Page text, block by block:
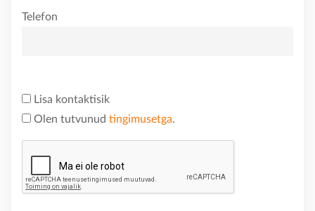
Telefon
Lisa kontaktisik
Olen tutvunud tingimusetga.